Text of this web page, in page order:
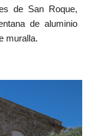
de San Roque,
de aluminio
muralla.